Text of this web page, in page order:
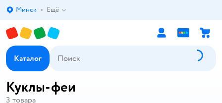
Выбор адреса доставки.
Минск Ещё
Каталог
Куклы-феи
3 товара